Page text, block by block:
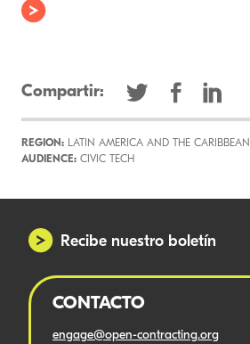
Compartir:
REGION: LATIN AMERICA AND THE CARIBBEAN
AUDIENCE: CIVIC TECH
Recibe nuestro boletín
CONTACTO
engage@open-contracting.org